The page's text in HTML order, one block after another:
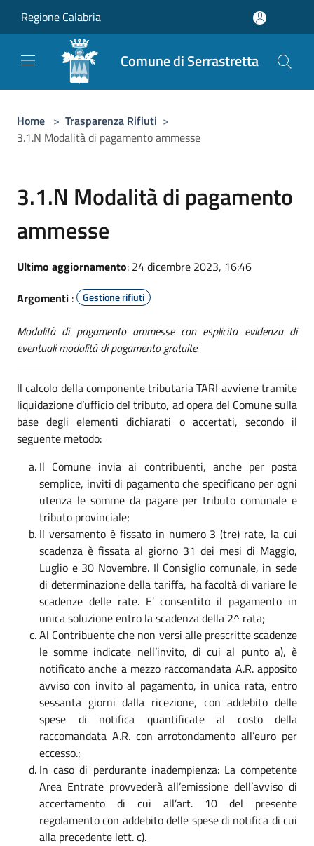
Regione Calabria
Comune di Serrastretta
Home > Trasparenza Rifiuti >
3.1.N Modalità di pagamento ammesse
3.1.N Modalità di pagamento
ammesse
Ultimo aggiornamento: 24 dicembre 2023, 16:46
Argomenti : Gestione rifiuti
Modalità di pagamento ammesse con esplicita evidenza di
eventuali modalità di pagamento gratuite.
Il calcolo della componente tributaria TARI avviene tramite
liquidazione d’ufficio del tributo, ad opera del Comune sulla
base degli elementi dichiarati o accertati, secondo il
seguente metodo:
Il Comune invia ai contribuenti, anche per posta
semplice, inviti di pagamento che specificano per ogni
utenza le somme da pagare per tributo comunale e
tributo provinciale;
Il versamento è fissato in numero 3 (tre) rate, la cui
scadenza è fissata al giorno 31 dei mesi di Maggio,
Luglio e 30 Novembre. Il Consiglio comunale, in sede
di determinazione della tariffa, ha facoltà di variare le
scadenze delle rate. E’ consentito il pagamento in
unica soluzione entro la scadenza della 2^ rata;
Al Contribuente che non versi alle prescritte scadenze
le somme indicate nell’invito, di cui al punto a), è
notificato anche a mezzo raccomandata A.R. apposito
avviso con invito al pagamento, in unica rata, entro
sessanta giorni dalla ricezione, con addebito delle
spese di notifica quantificate al costo della
raccomandata A.R. con arrotondamento all’euro per
eccesso.;
In caso di perdurante inadempienza: La competente
Area Entrate provvederà all’emissione dell’avviso di
accertamento di cui all’art. 10 del presente
regolamento con addebito delle spese di notifica di cui
alla precedente lett. c).